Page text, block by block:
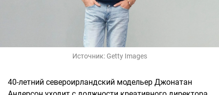
Источник: Getty Images
40-летний североирландский модельер Джонатан